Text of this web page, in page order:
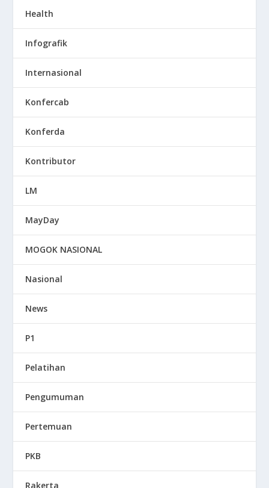
Health
Infografik
Internasional
Konfercab
Konferda
Kontributor
LM
MayDay
MOGOK NASIONAL
Nasional
News
P1
Pelatihan
Pengumuman
Pertemuan
PKB
Rakerta